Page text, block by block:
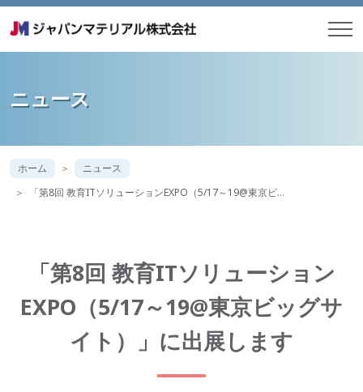
ニュース
ホーム
ニュース
「第8回 教育ITソリューションEXPO（5/17～19@東京ビ…
「第8回 教育ITソリューション
EXPO（5/17～19@東京ビッグサ
イト）」に出展します